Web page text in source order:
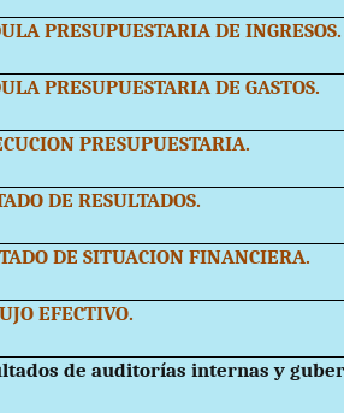
DE INGRESOS.
DE GASTOS.
PRESUPUESTARIA.
DE RESULTADOS.
DE SITUACION FINANCIERA.
EFECTIVO.
de auditorías internas y